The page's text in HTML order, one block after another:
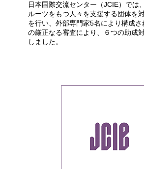
日本国際交流センター（JCIE）では
ルーツをもつ人々を支援する団体を
を行い、外部専門家5名により構成
の厳正なる審査により、６つの助成
しました。